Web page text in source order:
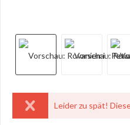
Leider zu spät!